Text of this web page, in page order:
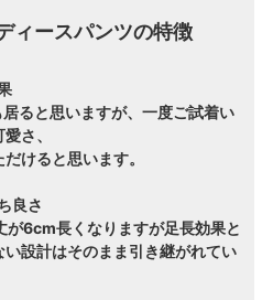
ィースパンツの特徴
ると思いますが、一度ご試着い
さ、
けると思います。
良さ
6cm長くなりますが足長効果と
設計はそのまま引き継がれてい